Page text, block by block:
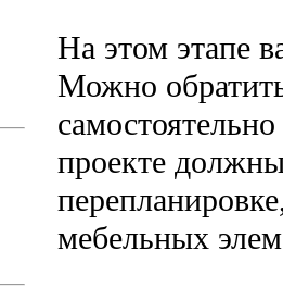
На этом этапе
Можно
проекте
мебельных